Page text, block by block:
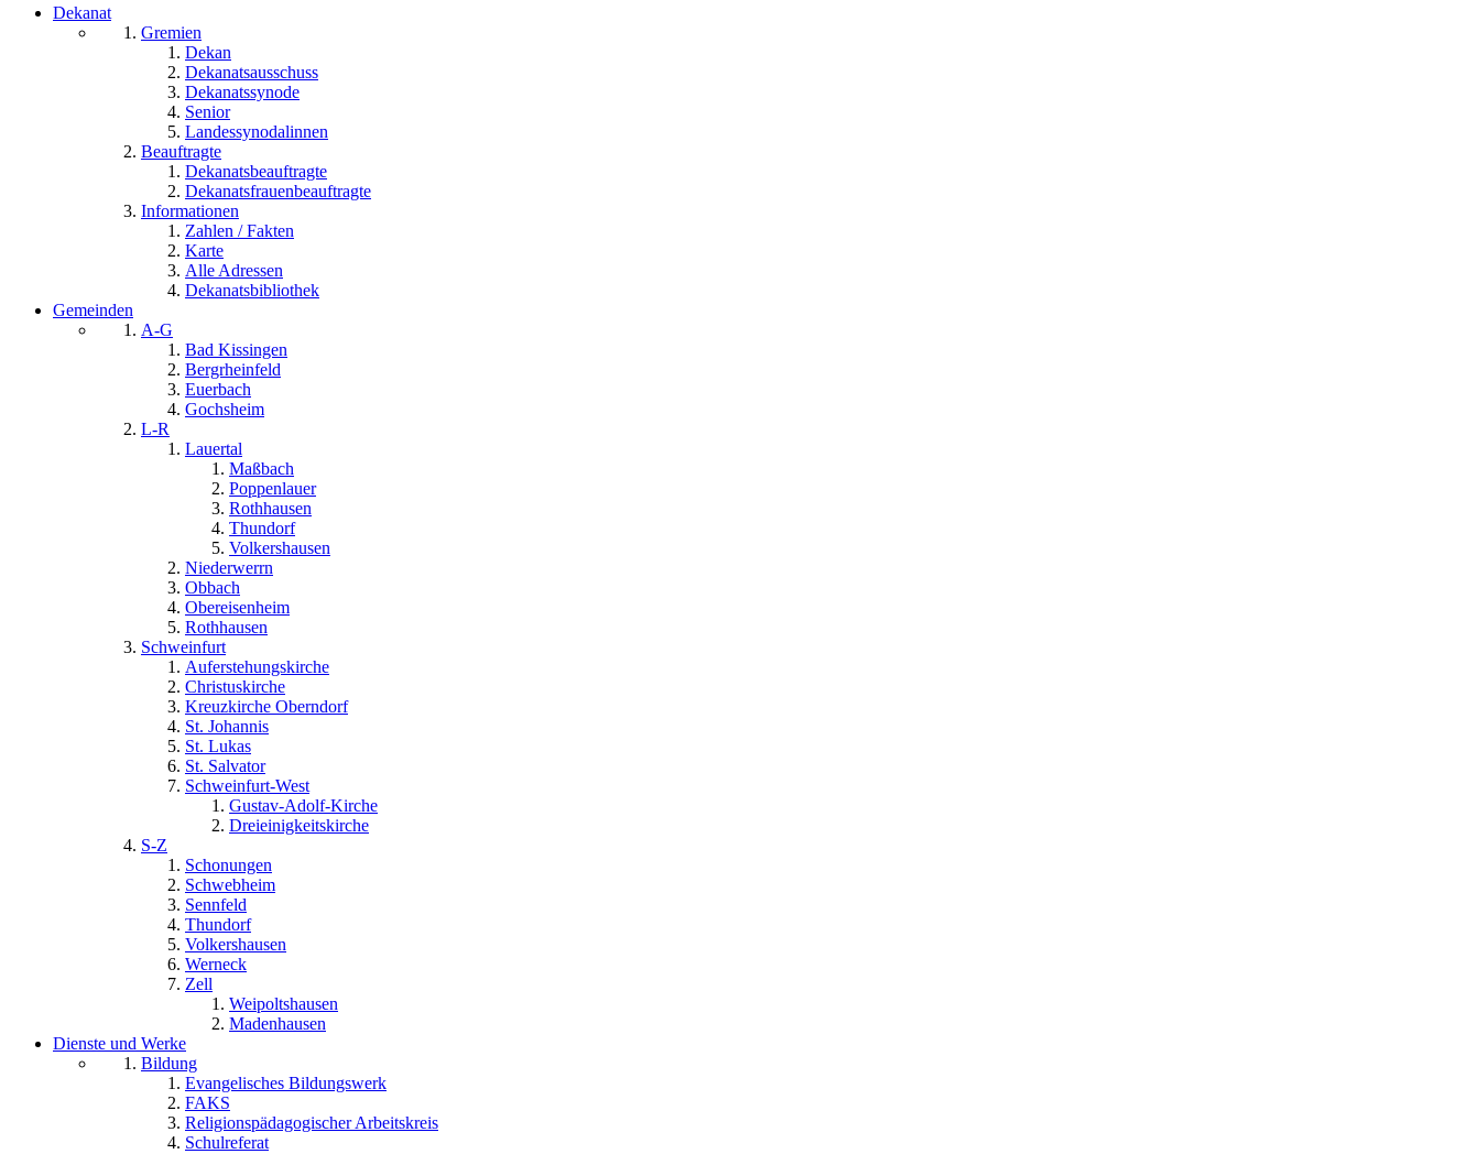
Dekanat
Gremien
Dekan
Dekanatsausschuss
Dekanatssynode
Senior
Landessynodalinnen
Beauftragte
Dekanatsbeauftragte
Dekanatsfrauenbeauftragte
Informationen
Zahlen / Fakten
Karte
Alle Adressen
Dekanatsbibliothek
Gemeinden
A-G
Bad Kissingen
Bergrheinfeld
Euerbach
Gochsheim
L-R
Lauertal
Maßbach
Poppenlauer
Rothhausen
Thundorf
Volkershausen
Niederwerrn
Obbach
Obereisenheim
Rothhausen
Schweinfurt
Auferstehungskirche
Christuskirche
Kreuzkirche Oberndorf
St. Johannis
St. Lukas
St. Salvator
Schweinfurt-West
Gustav-Adolf-Kirche
Dreieinigkeitskirche
S-Z
Schonungen
Schwebheim
Sennfeld
Thundorf
Volkershausen
Werneck
Zell
Weipoltshausen
Madenhausen
Dienste und Werke
Bildung
Evangelisches Bildungswerk
FAKS
Religionspädagogischer Arbeitskreis
Schulreferat